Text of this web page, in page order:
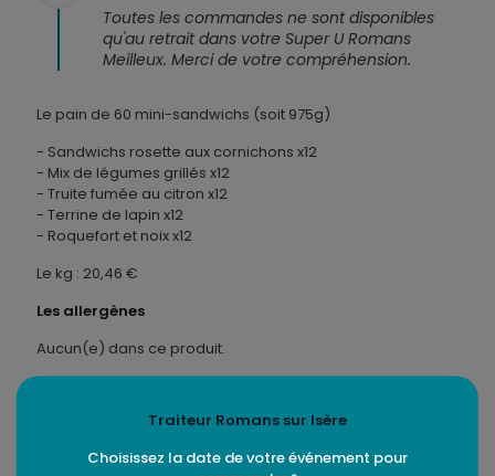
Toutes les commandes ne sont disponibles
qu'au retrait dans votre Super U Romans
Meilleux. Merci de votre compréhension.
Le pain de 60 mini­-sandwichs (soit 975g)
- Sandwichs rosette aux cornichons x12
- Mix de légumes grillés x12
- Truite fumée au citron x12
- Terrine de lapin x12
- Roquefort et noix x12
Le kg : 20,46 €
Les allergènes
Aucun(e) dans ce produit.
Traiteur Romans sur Isère
Choisissez la date de votre événement pour